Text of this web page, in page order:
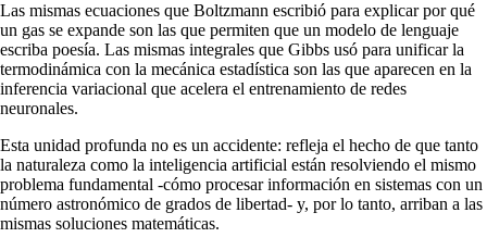
Las mismas ecuaciones que Boltzmann escribió para explicar por qué
un gas se expande son las que permiten que un modelo de lenguaje
escriba poesía. Las mismas integrales que Gibbs usó para unificar la
termodinámica con la mecánica estadística son las que aparecen en la
inferencia variacional que acelera el entrenamiento de redes
neuronales.
Esta unidad profunda no es un accidente: refleja el hecho de que tanto
la naturaleza como la inteligencia artificial están resolviendo el mismo
problema fundamental -cómo procesar información en sistemas con un
número astronómico de grados de libertad- y, por lo tanto, arriban a las
mismas soluciones matemáticas.